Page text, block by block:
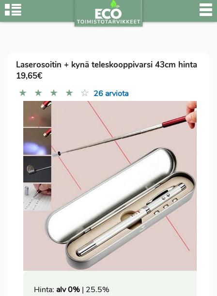
Laserosoitin + kynä teleskooppivarsi 43cm hinta
19,65€
★ ★ ★ ★ ☆ 26 arviota
Hinta: alv 0% | 25.5%